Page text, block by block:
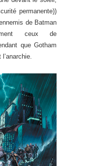
permanente))
de Batman
ceux de
que Gotham